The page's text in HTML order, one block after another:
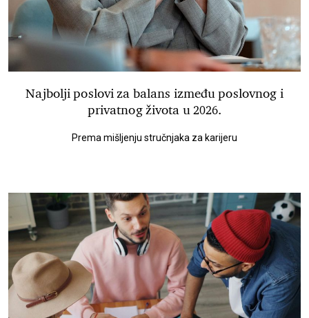
Najbolji poslovi za balans između poslovnog i
privatnog života u 2026.
Prema mišljenju stručnjaka za karijeru